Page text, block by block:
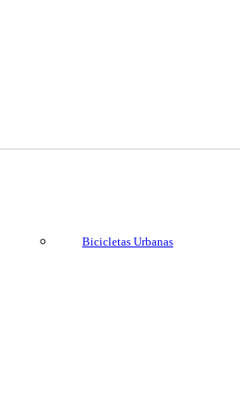
Bicicletas Urbanas